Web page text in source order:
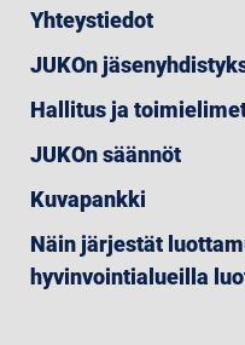
Yhteystiedot
JUKOn
Hallitus ja
JUKOn säännöt
Kuvapankki
Näin järjestät
hyvinvointialueilla